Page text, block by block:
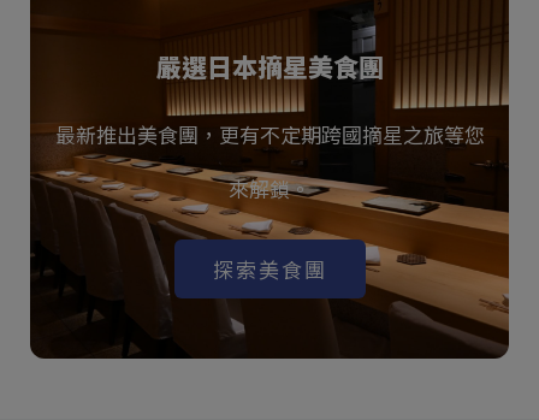
嚴選日本摘星美食團
最新推出美食團，更有不定期跨國摘星之旅等您
來解鎖。
探索美食團